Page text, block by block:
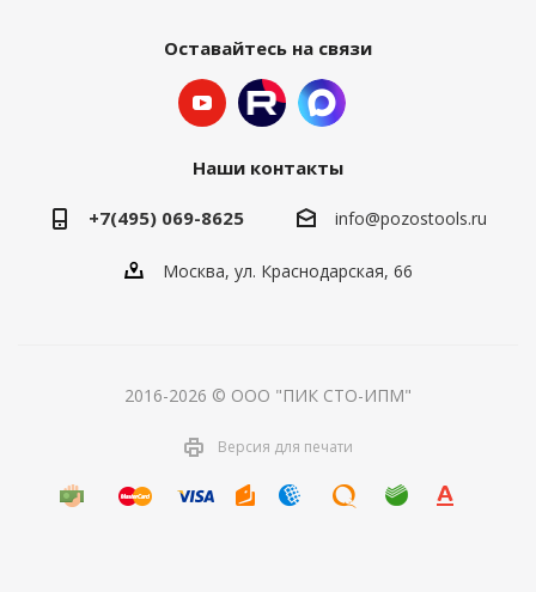
Оставайтесь на связи
Наши контакты
+7(495) 069-8625 info@pozostools.ru
Москва, ул. Краснодарская, 66
2016-2026 © ООО "ПИК СТО-ИПМ"
Версия для печати